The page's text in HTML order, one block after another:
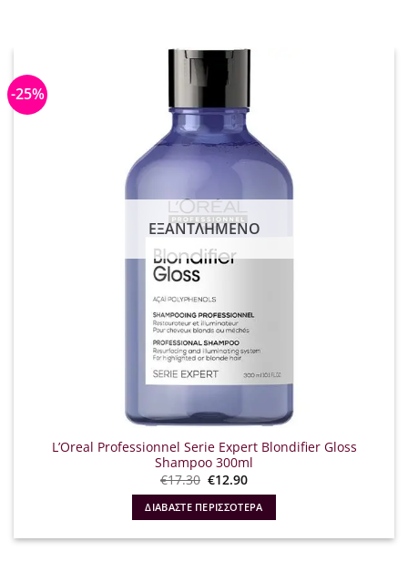
-25%
ΕΞΑΝΤΛΗΜΈΝΟ
L’Oreal Professionnel Serie Expert Blondifier Gloss
Shampoo 300ml
€17.30 Original
price
was:
€17.30.
€12.90Η
τιμή
είναι:
€12.90.
ΔΙΑΒΆΣΤΕ ΠΕΡΙΣΣΌΤΕΡΑ